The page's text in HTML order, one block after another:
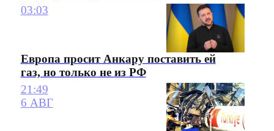
03:03
Европа просит Анкару поставить ей
газ, но только не из РФ
21:49
6 АВГ